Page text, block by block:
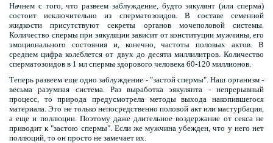
Начнем с того, что развеем заблуждение, будто эякулянт (или сперма)
состоит исключительно из сперматозоидов. В составе семенной
жидкости присутствуют секреты органов мочеполовой системы.
Количество спермы при эякуляции зависит от конституции мужчины, его
эмоционального состояния и, конечно, частоты половых актов. В
среднем цифра колеблется от двух до десяти миллилитров. Количество
сперматозоидов в 1 мл спермы здорового человека 60-120 миллионов.
Теперь развеем еще одно заблуждение - "застой спермы". Наш организм -
весьма разумная система. Раз выработка эякулянта - непрерывный
процесс, то природа предусмотрела методы выхода накопившегося
материала. Это не только непосредственно половой акт или мастурбация,
а еще и поллюции. Поэтому даже длительное воздержание от секса не
приводит к "застою спермы". Если же мужчина убежден, что у него нет
поллюций, то он просто не замечает их.